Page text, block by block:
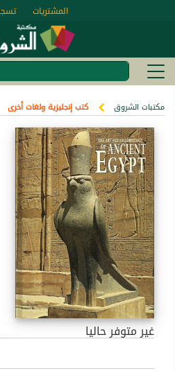
المشتريات
مكتبات الشروق كتب إنجليزية ولغات أخرى
غير متوفر حاليا